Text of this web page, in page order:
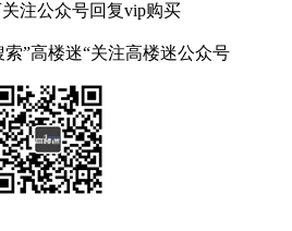
注公众号回复vip购买
”高楼迷“关注高楼迷公众号